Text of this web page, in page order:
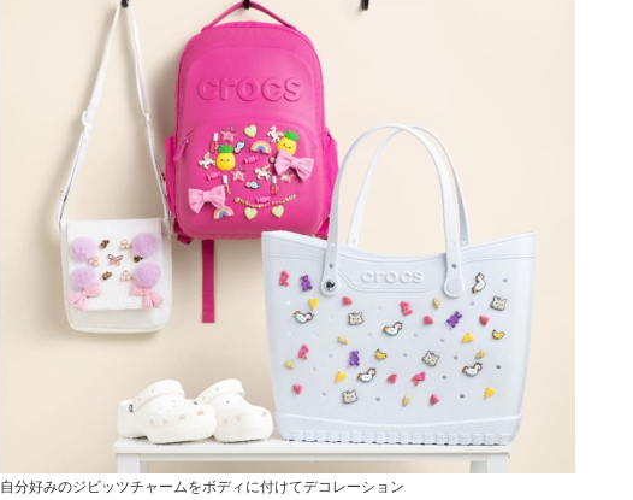
自分好みのジビッツチャームをボディに付けてデコレーション